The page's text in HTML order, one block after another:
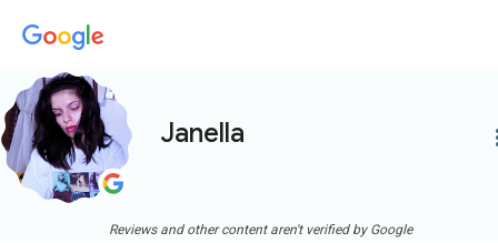
Janella
Reviews and other content aren't verified by Google